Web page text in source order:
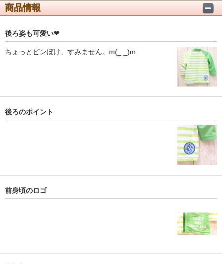
商品情報
後ろ姿も可愛い❤
ちょっとピンぼけ、すみません。m(_ _)m
後ろのポイント
前身頃のロゴ